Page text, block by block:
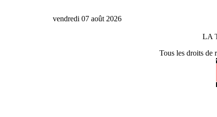
vendredi 07 août 2026
LA
Tous les droits de